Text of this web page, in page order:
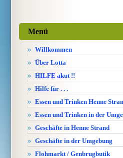
Menü
Willkommen
Über Lotta
HILFE akut !!
Hilfe für . . .
Essen und Trinken Henne
Essen und Trinken in der
Geschäfte in Henne Strand
Geschäfte in der Umgebung
Flohmarkt / Genbrugbutik